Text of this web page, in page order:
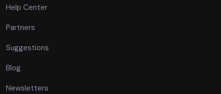
Help Center
Partners
Suggestions
Blog
Newsletters